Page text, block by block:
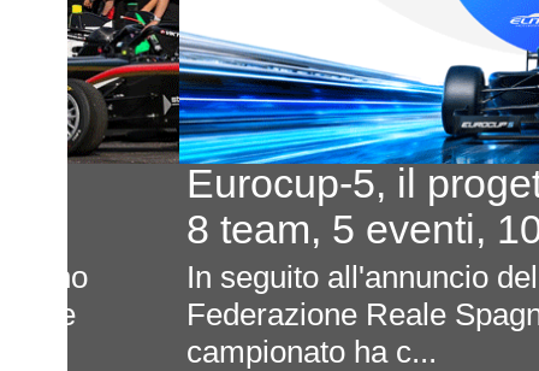
Eurocup-5, il progetto
8 team, 5 eventi,
In seguito all'annuncio della
Federazione Reale Spagnola
campionato ha c...